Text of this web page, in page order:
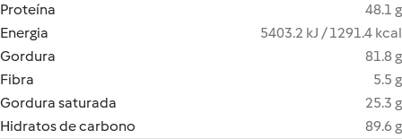
Proteína
48.1 g
Energia
5403.2 kJ / 1291.4 kcal
Gordura
81.8 g
Fibra
5.5 g
Gordura saturada
25.3 g
Hidratos de carbono
89.6 g